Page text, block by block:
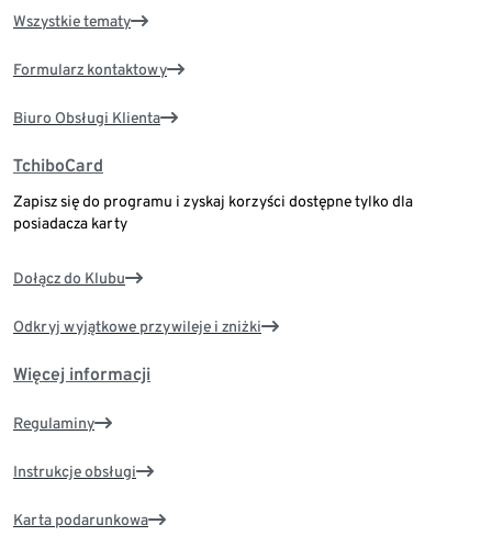
Wszystkie tematy
Formularz kontaktowy
Biuro Obsługi Klienta
TchiboCard
Zapisz się do programu i zyskaj korzyści dostępne tylko dla
posiadacza karty
Dołącz do Klubu
Odkryj wyjątkowe przywileje i zniżki
Więcej informacji
Regulaminy
Instrukcje obsługi
Karta podarunkowa